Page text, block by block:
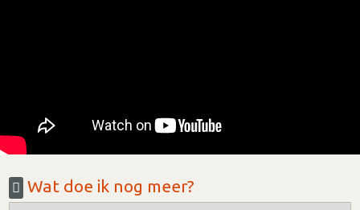
Wat doe ik nog meer?